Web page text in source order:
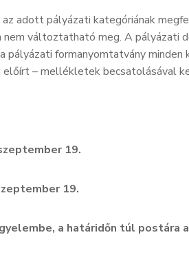
adott pályázati kategóriának
változtatható meg. A pályázati
pályázati formanyomtatvány minden
előírt – mellékletek becsatolásával
19.
19.
a határidőn túl postára